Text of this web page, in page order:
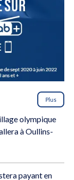
Plus
olympique
à Oullins-
payant en